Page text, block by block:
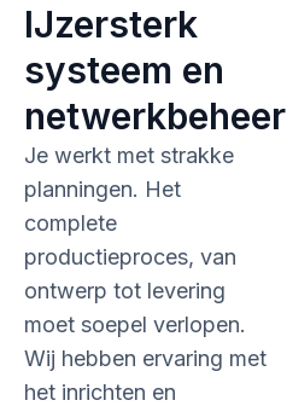
IJzersterk
systeem en
netwerkbeheer
Je werkt met strakke
planningen. Het
complete
productieproces, van
ontwerp tot levering
moet soepel verlopen.
Wij hebben ervaring met
het inrichten en